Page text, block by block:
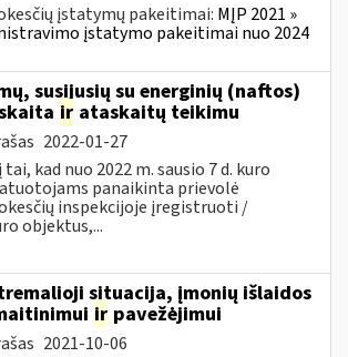
įstatymų pakeitimai: MĮP 2021 »
įstatymo pakeitimai nuo 2024
susijusių su energinių (naftos)
ir ataskaitų teikimu
2022-01-27
kad nuo 2022 m. sausio 7 d. kuro
panaikinta prievolė
inspekcijoje įregistruoti /
objektus,...
situacija, įmonių išlaidos
ir pavežėjimui
2021-10-06